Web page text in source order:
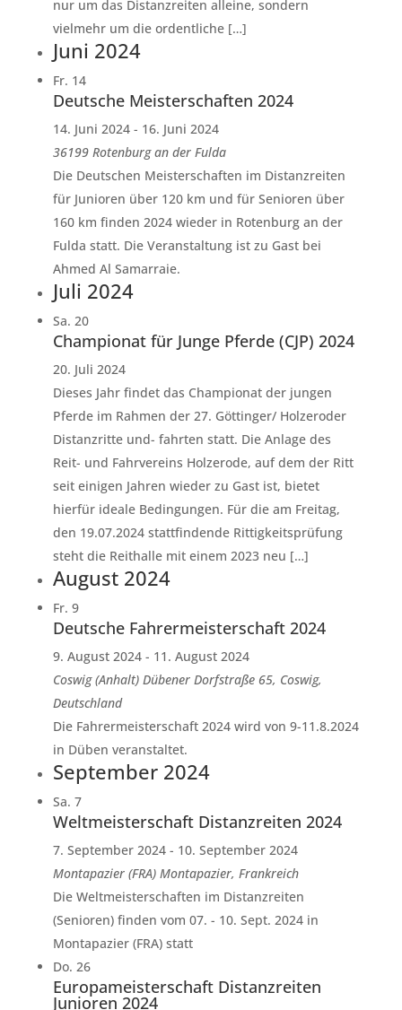
nur um das Distanzreiten alleine, sondern
vielmehr um die ordentliche […]
Juni 2024
Fr. 14
Deutsche Meisterschaften 2024
14. Juni 2024- 16. Juni 2024
36199 Rotenburg an der Fulda
Die Deutschen Meisterschaften im Distanzreiten
für Junioren über 120 km und für Senioren über
160 km finden 2024 wieder in Rotenburg an der
Fulda statt. Die Veranstaltung ist zu Gast bei
Ahmed Al Samarraie.
Juli 2024
Sa. 20
Championat für Junge Pferde (CJP) 2024
20. Juli 2024
Dieses Jahr findet das Championat der jungen
Pferde im Rahmen der 27. Göttinger/ Holzeroder
Distanzritte und- fahrten statt. Die Anlage des
Reit- und Fahrvereins Holzerode, auf dem der Ritt
seit einigen Jahren wieder zu Gast ist, bietet
hierfür ideale Bedingungen. Für die am Freitag,
den 19.07.2024 stattfindende Rittigkeitsprüfung
steht die Reithalle mit einem 2023 neu […]
August 2024
Fr. 9
Deutsche Fahrermeisterschaft 2024
9. August 2024- 11. August 2024
Coswig (Anhalt) Dübener Dorfstraße 65, Coswig,
Deutschland
Die Fahrermeisterschaft 2024 wird von 9-11.8.2024
in Düben veranstaltet.
September 2024
Sa. 7
Weltmeisterschaft Distanzreiten 2024
7. September 2024- 10. September 2024
Montapazier (FRA) Montapazier, Frankreich
Die Weltmeisterschaften im Distanzreiten
(Senioren) finden vom 07. - 10. Sept. 2024 in
Montapazier (FRA) statt
Do. 26
Europameisterschaft Distanzreiten
Junioren 2024